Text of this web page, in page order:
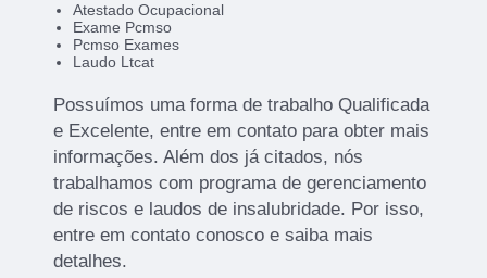
Atestado Ocupacional
Exame Pcmso
Pcmso Exames
Laudo Ltcat
Possuímos uma forma de trabalho Qualificada
e Excelente, entre em contato para obter mais
informações. Além dos já citados, nós
trabalhamos com programa de gerenciamento
de riscos e laudos de insalubridade. Por isso,
entre em contato conosco e saiba mais
detalhes.